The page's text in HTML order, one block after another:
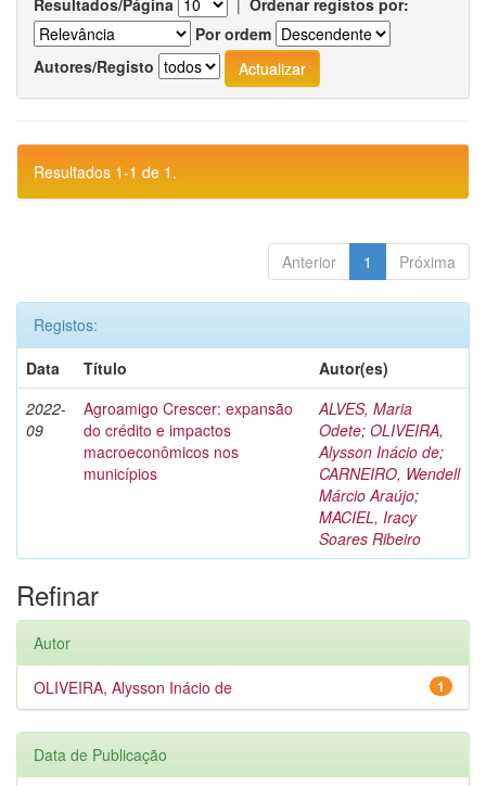
Resultados/Página | Ordenar registos por:
Por ordem
Autores/Registo
Resultados 1-1 de 1.
Anterior 1 Próxima
Registos:
Data
Título
Autor(es)
2022-
09
Agroamigo Crescer: expansão
do crédito e impactos
macroeconômicos nos
municípios
ALVES, Maria
Odete; OLIVEIRA,
Alysson Inácio de;
CARNEIRO, Wendell
Márcio Araújo;
MACIEL, Iracy
Soares Ribeiro
Refinar
Autor
1
OLIVEIRA, Alysson Inácio de
Data de Publicação